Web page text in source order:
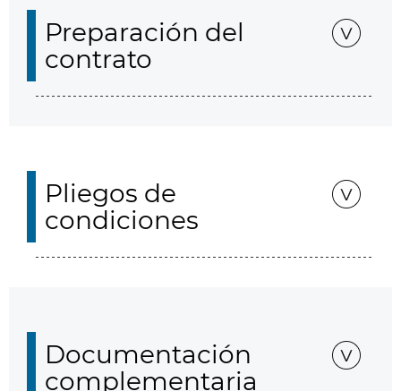
Preparación del
contrato
Pliegos de
condiciones
Documentación
complementaria